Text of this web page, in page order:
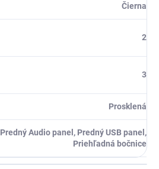
Čierna
2
3
Prosklená
Predný Audio panel, Predný USB panel,
Priehľadná bočnice